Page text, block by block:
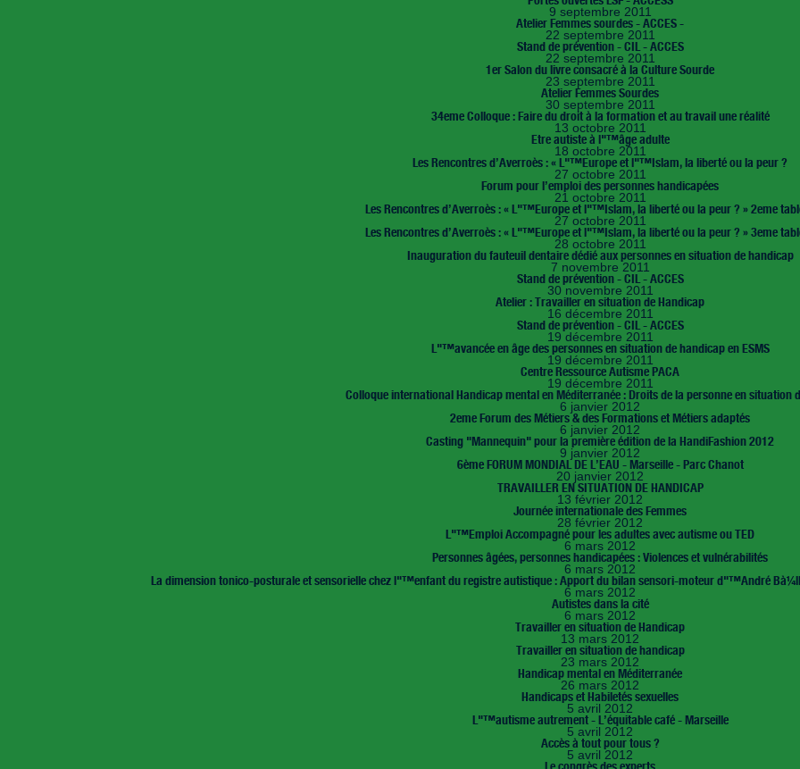
9 septembre 2011
Atelier Femmes sourdes - ACCES -
22 septembre 2011
Stand de prévention - CIL - ACCES
22 septembre 2011
1er Salon du livre consacré à la Culture Sourde
23 septembre 2011
Atelier Femmes Sourdes
30 septembre 2011
34eme Colloque : Faire du droit à la formation et au travail une réalité
13 octobre 2011
Etre autiste à l"™âge adulte
18 octobre 2011
Les Rencontres d’Averroès : « L"™Europe et l"™Islam, la liberté ou la peur ?
27 octobre 2011
Forum pour l’emploi des personnes handicapées
21 octobre 2011
Les Rencontres d’Averroès : « L"™Europe et l"™Islam, la liberté ou la peur ? » 2eme
27 octobre 2011
Les Rencontres d’Averroès : « L"™Europe et l"™Islam, la liberté ou la peur ? » 3eme
28 octobre 2011
Inauguration du fauteuil dentaire dédié aux personnes en situation de handicap
7 novembre 2011
Stand de prévention - CIL - ACCES
30 novembre 2011
Atelier : Travailler en situation de Handicap
16 décembre 2011
Stand de prévention - CIL - ACCES
19 décembre 2011
L"™avancée en âge des personnes en situation de handicap en ESMS
19 décembre 2011
Centre Ressource Autisme PACA
19 décembre 2011
Colloque international Handicap mental en Méditerranée : Droits de la personne en situation
6 janvier 2012
2eme Forum des Métiers & des Formations et Métiers adaptés
6 janvier 2012
Casting "Mannequin" pour la première édition de la HandiFashion 2012
9 janvier 2012
6ème FORUM MONDIAL DE L’EAU - Marseille - Parc Chanot
20 janvier 2012
TRAVAILLER EN SITUATION DE HANDICAP
13 février 2012
Journée internationale des Femmes
28 février 2012
L"™Emploi Accompagné pour les adultes avec autisme ou TED
6 mars 2012
Personnes âgées, personnes handicapées : Violences et vulnérabilités
6 mars 2012
La dimension tonico-posturale et sensorielle chez l"™enfant du registre autistique : Apport du bilan sensori-moteur d"™André
6 mars 2012
Autistes dans la cité
6 mars 2012
Travailler en situation de Handicap
13 mars 2012
Travailler en situation de handicap
23 mars 2012
Handicap mental en Méditerranée
26 mars 2012
Handicaps et Habiletés sexuelles
5 avril 2012
L"™autisme autrement - L’équitable café - Marseille
5 avril 2012
Accès à tout pour tous ?
5 avril 2012